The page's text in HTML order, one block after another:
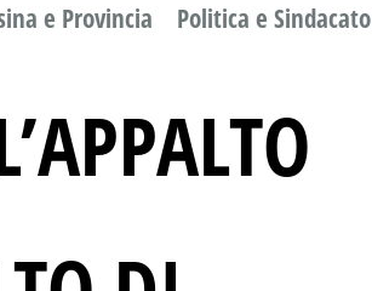
e Provincia Politica e Sindacato